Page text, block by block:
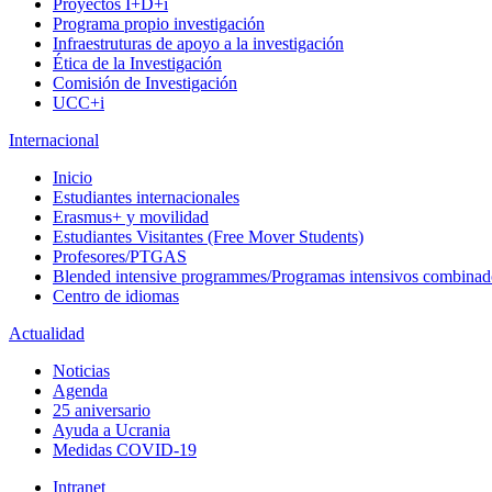
Proyectos I+D+i
Programa propio investigación
Infraestruturas de apoyo a la investigación
Ética de la Investigación
Comisión de Investigación
UCC+i
Internacional
Inicio
Estudiantes internacionales
Erasmus+ y movilidad
Estudiantes Visitantes (Free Mover Students)
Profesores/PTGAS
Blended intensive programmes/Programas intensivos
Centro de idiomas
Actualidad
Noticias
Agenda
25 aniversario
Ayuda a Ucrania
Medidas COVID-19
Intranet